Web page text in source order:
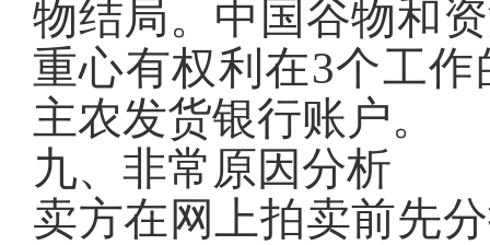
物结局。中国谷物和
重心有权利在3个工
主农发货银行账户。
九、非常原因分析
卖方在网上拍卖前先